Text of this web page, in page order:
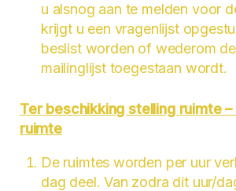
u alsnog aan te melden voor
krijgt u een vragenlijst
beslist worden of wederom
mailinglijst toegestaan wordt.
Ter beschikking stelling ruimte –
ruimte
De ruimtes worden per uur
dag deel. Van zodra dit uur/